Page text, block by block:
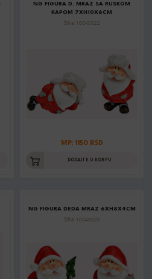
NG FIGURA D. MRAZ SA RUSKOM
KAPOM 7XH10X6CM
Šifra: 10040022
MP: 1150 RSD
DODAJTE U KORPU
NG FIGURA DEDA MRAZ 6XH8X4CM
Šifra: 10040020